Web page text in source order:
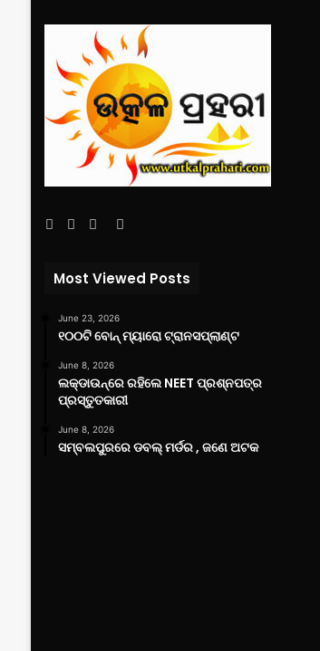
Facebook
TwitterYouTube
Most Viewed Posts
June 23, 2026
୧୦୦ଟି ବୋନ୍ ମ୍ୟାରୋ ଟ୍ରାନସପ୍ଲାଣ୍ଟ
June 8, 2026
ଲକ୍‌ଡାଉନ୍‌ରେ ରହିଲେ NEET ପ୍ରଶ୍ନପତ୍ର
ପ୍ରସ୍ତୁତକାରୀ
June 8, 2026
ସମ୍ବଲପୁରରେ ଡବଲ୍ ମର୍ଡର , ଜଣେ ଅଟକ